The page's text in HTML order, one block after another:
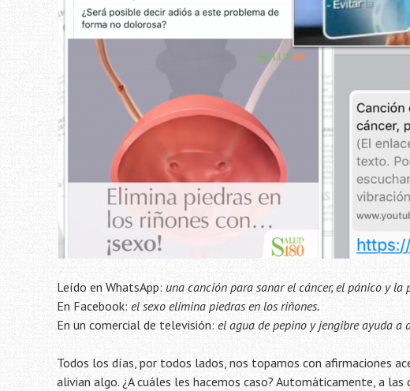
Leído en WhatsApp: una canción para sanar el cáncer, el pánico y la
En Facebook: el sexo elimina piedras en los riñones.
En un comercial de televisión: el agua de pepino y jengibre ayuda a
Todos los días, por todos lados, nos topamos con afirmaciones
alivian algo. ¿A cuáles les hacemos caso? Automáticamente, a las